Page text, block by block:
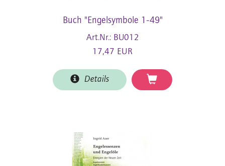
Buch "Engelsymbole 1-49"
Art.Nr.: BU012
17,47 EUR
Details